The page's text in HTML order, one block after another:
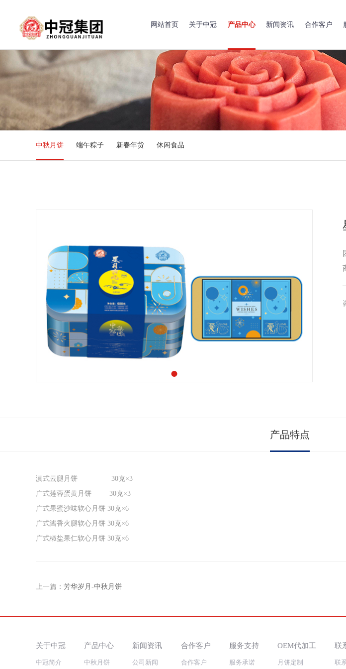
网站首页 关于中冠 产品中心 新闻资讯 合作客户
中秋月饼 端午粽子 新春年货 休闲食品
产品特点
滇式云腿月饼 30克×3
广式莲蓉蛋黄月饼 30克×3
广式果蜜沙味软心月饼 30克×6
广式酱香火腿软心月饼 30克×6
广式椒盐果仁软心月饼 30克×6
上一篇： 芳华岁月-中秋月饼
关于中冠
中冠简介
产品中心
中秋月饼
新闻资讯
公司新闻
合作客户
合作客户
服务支持
服务承诺
OEM代加工
月饼定制
联
联